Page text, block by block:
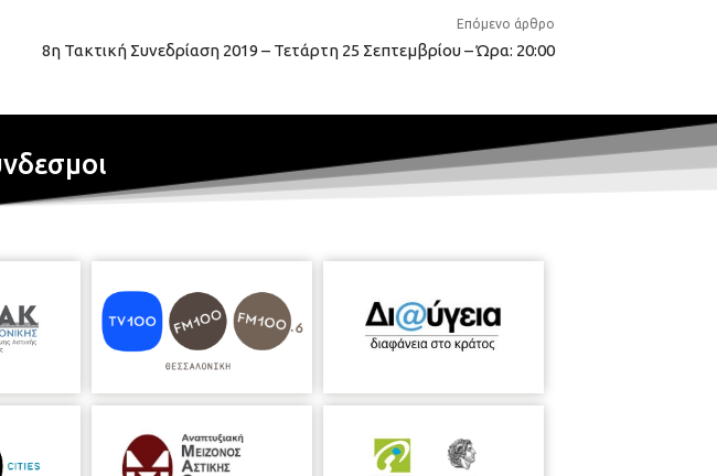
Επόμενο άρθρο
8η Τακτική Συνεδρίαση 2019 – Τετάρτη 25 Σεπτεμβρίου – Ώρα: 20:00